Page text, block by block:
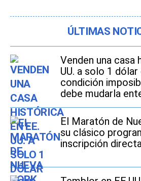
ÚLTIMAS
Venden una casa
UU. a solo 1 dólar
condición
debe mudarla
2027
El Maratón de
su clásico
inscripción